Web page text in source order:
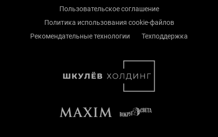
Пользовательское соглашение
Политика использования cookie-файлов
Рекомендательные технологии
Техподдержка